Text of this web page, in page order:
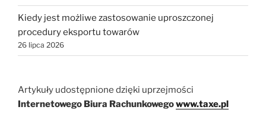
Kiedy jest możliwe zastosowanie uproszczonej
procedury eksportu towarów
26 lipca 2026
Artykuły udostępnione dzięki uprzejmości
Internetowego Biura Rachunkowegowww.taxe.pl